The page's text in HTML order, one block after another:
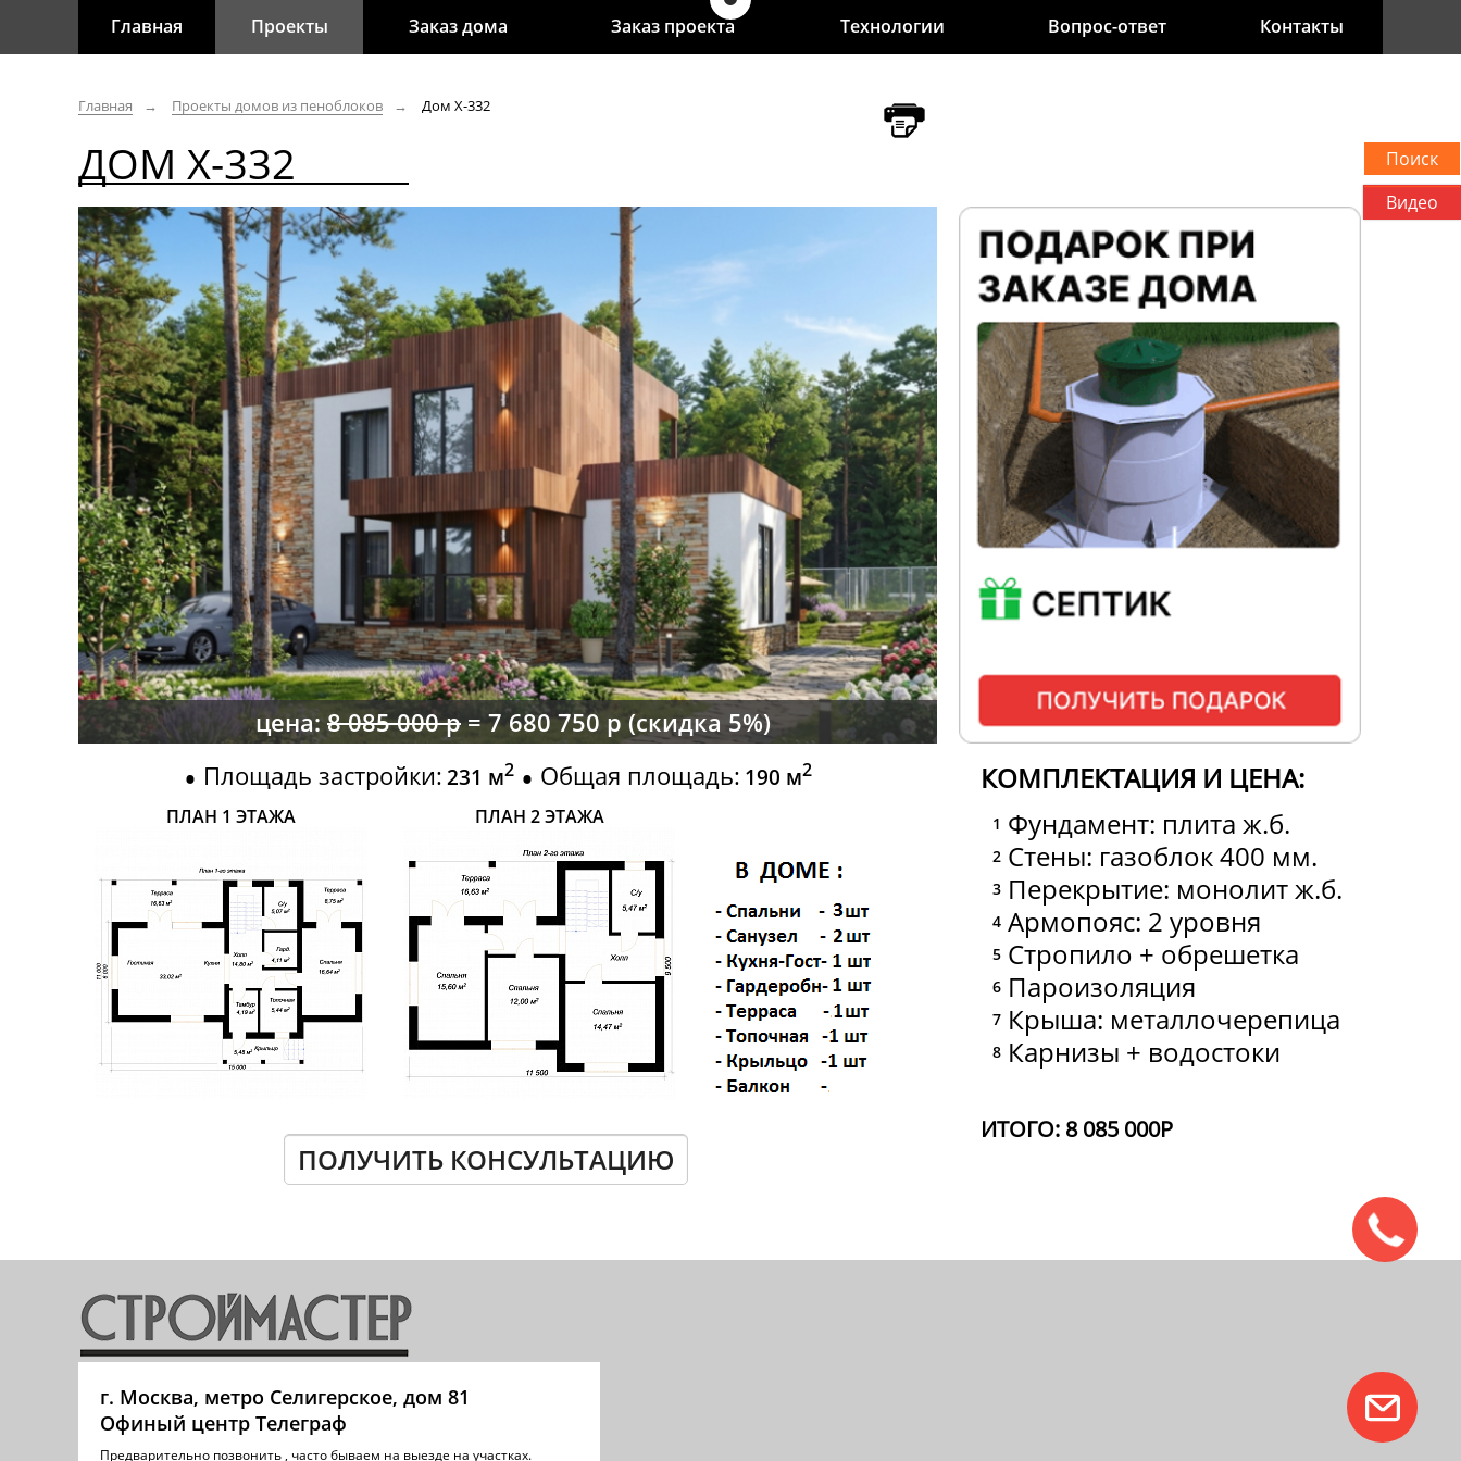
Главная Проекты Заказ дома Заказ проекта Технологии Вопрос-ответ Контакты
Видео
Главная Проекты домов из пеноблоков Дом Х-332
ДОМ Х-332
цена: 8 085 000 р= 7 680 750 р (скидка 5%)
Площадь застройки:231 м2 Общая площадь: 190 м2
ПЛАН 1 ЭТАЖА
ПЛАН 2 ЭТАЖА
ПОЛУЧИТЬ КОНСУЛЬТАЦИЮ
КОМПЛЕКТАЦИЯ И ЦЕНА:
Фундамент: плита ж.б.
Стены: газоблок 400 мм.
Перекрытие: монолит ж.б.
Армопояс: 2 уровня
Стропило + обрешетка
Пароизоляция
Крыша: металлочерепица
Карнизы + водостоки
ИТОГО: 8 085 000Р
г. Москва, метро Селигерское, дом 81
Офиный центр Телеграф
Предварительно позвонить , часто бываем на выезде на участках.